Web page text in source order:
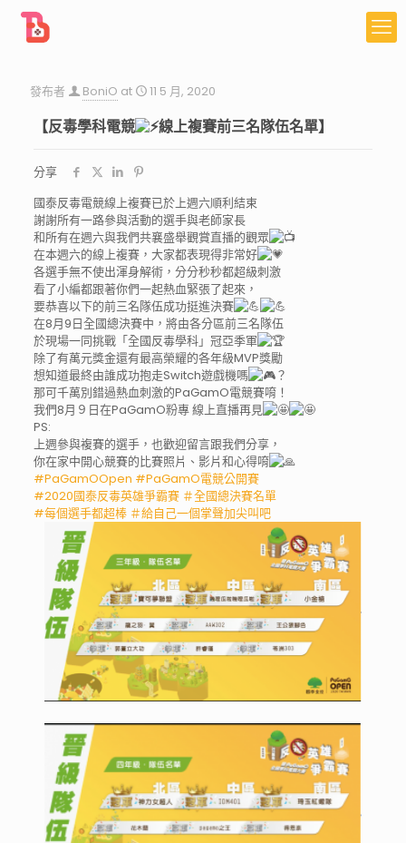
發布者 BoniO at 11 5 月, 2020
【反毒學科電競 線上複賽前三名隊伍名單】
分享
國泰反毒電競線上複賽已於上週六順利結束
謝謝所有一路參與活動的選手與老師家長
和所有在週六與我們共襄盛舉觀賞直播的觀眾
在本週六的線上複賽，大家都表現得非常好
各選手無不使出渾身解術，分分秒秒都超級刺激
看了小編都跟著你們一起熱血緊張了起來，
要恭喜以下的前三名隊伍成功挺進決賽
在8月9日全國總決賽中，將由各分區前三名隊伍
於現場一同挑戰「全國反毒學科」冠亞季軍
除了有萬元獎金還有最高榮耀的各年級MVP獎勵
想知道最終由誰成功抱走Switch遊戲機嗎
？
那可千萬別錯過熱血刺激的PaGamO電競賽唷！
我們8月９日在PaGamO粉專 線上直播再見
PS:
上週參與複賽的選手，也歡迎留言跟我們分享，
你在家中開心競賽的比賽照片、影片和心得唷
#PaGamOOpen #PaGamO電競公開賽
#2020國泰反毒英雄爭霸賽 ＃全國總決賽名單
#每個選手都超棒 ＃給自己一個掌聲加尖叫吧